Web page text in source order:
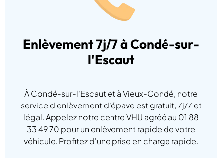
Enlèvement 7j/7 à Condé-sur-
l'Escaut
À Condé-sur-l'Escaut et à Vieux-Condé, notre
service d'enlèvement d'épave est gratuit, 7j/7 et
légal. Appelez notre centre VHU agréé au 01 88
33 49 70 pour un enlèvement rapide de votre
véhicule. Profitez d'une prise en charge rapide.